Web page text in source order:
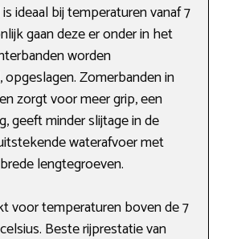
ideaal bij temperaturen vanaf 7
gaan deze er onder in het
worden
Zomerbanden in
zorgt voor meer grip, een
geeft minder slijtage in de
waterafvoer met
lengtegroeven.
voor temperaturen boven de 7
Beste rijprestatie van